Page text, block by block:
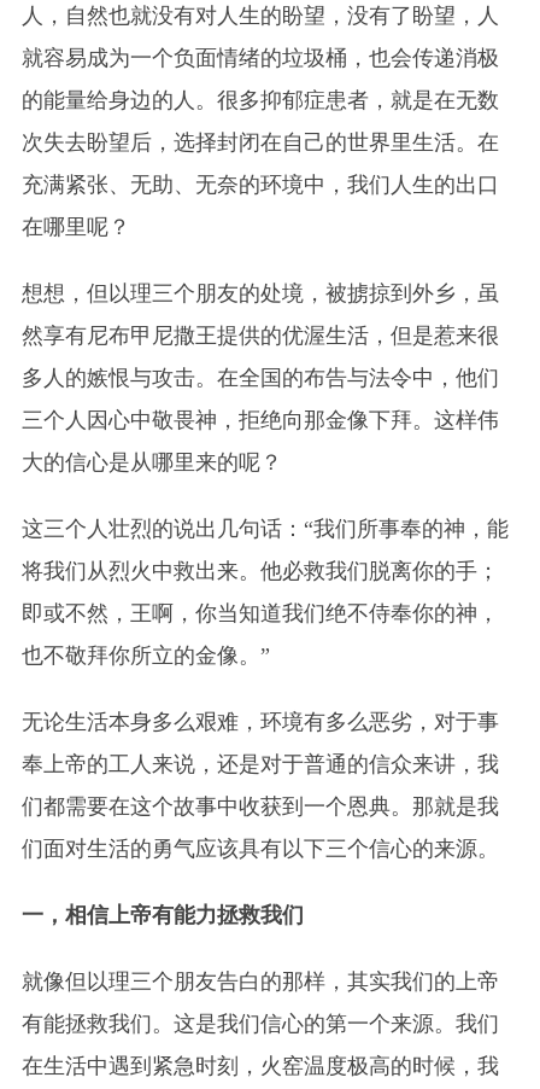
人，自然也就没有对人生的盼望，没有了盼望，人
就容易成为一个负面情绪的垃圾桶，也会传递消极
的能量给身边的人。很多抑郁症患者，就是在无数
次失去盼望后，选择封闭在自己的世界里生活。在
充满紧张、无助、无奈的环境中，我们人生的出口
在哪里呢？
想想，但以理三个朋友的处境，被掳掠到外乡，虽
然享有尼布甲尼撒王提供的优渥生活，但是惹来很
多人的嫉恨与攻击。在全国的布告与法令中，他们
三个人因心中敬畏神，拒绝向那金像下拜。这样伟
大的信心是从哪里来的呢？
这三个人壮烈的说出几句话：“我们所事奉的神，能
将我们从烈火中救出来。他必救我们脱离你的手；
即或不然，王啊，你当知道我们绝不侍奉你的神，
也不敬拜你所立的金像。”
无论生活本身多么艰难，环境有多么恶劣，对于事
奉上帝的工人来说，还是对于普通的信众来讲，我
们都需要在这个故事中收获到一个恩典。那就是我
们面对生活的勇气应该具有以下三个信心的来源。
一，相信上帝有能力拯救我们
就像但以理三个朋友告白的那样，其实我们的上帝
有能拯救我们。这是我们信心的第一个来源。我们
在生活中遇到紧急时刻，火窑温度极高的时候，我